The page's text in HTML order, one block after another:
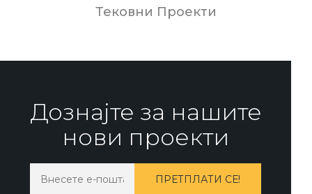
Тековни Проекти
Дознајте за нашите
нови проекти